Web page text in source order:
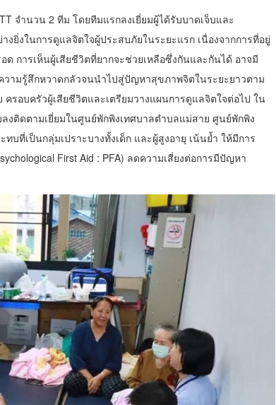
จำนวน 2 ทีม โดยทีมแรกลงเยี่ยมผู้ได้รับบาดเจ็บและ
ยิ่งในการดูแลจิตใจผู้ประสบภัยในระยะแรก เนื่องจากการที่อยู่
การเห็นผู้เสียชีวิตที่ยากจะช่วยเหลือซึ่งกันและกันได้ อาจมี
วามรู้สึกหวาดกลัวจนนำไปสู่ปัญหาสุขภาพจิตในระยะยาวตาม
รอบครัวผู้เสียชีวิตและเตรียมวางแผนการดูแลจิตใจต่อไป ใน
งติดตามเยี่ยมในศูนย์พักพิงเทศบาลตำบลแม่สาย ศูนย์พักพิง
ที่เป็นกลุ่มเปราะบางทั้งเด็ก และผู้สูงอายุ เน้นย้ำ ให้มีการ
First Aid : PFA) ลดความเสี่ยงต่อการมีปัญหา